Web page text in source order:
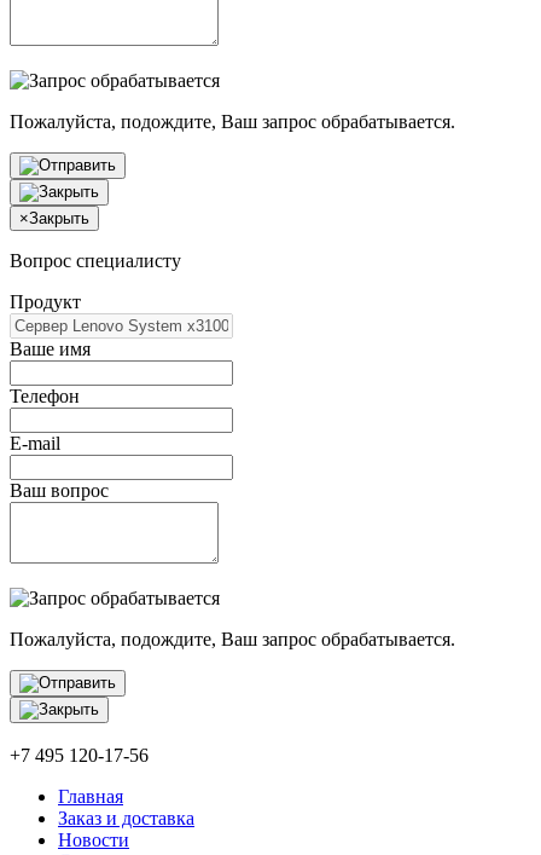
Пожалуйста, подождите, Ваш запрос обрабатывается.
×Закрыть
Вопрос специалисту
Продукт
Ваше имя
Телефон
E-mail
Ваш вопрос
Пожалуйста, подождите, Ваш запрос обрабатывается.
+7 495 120-17-56
Главная
Заказ и доставка
Новости